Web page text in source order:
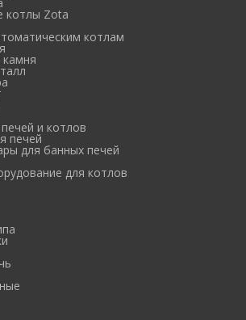
котлы Zota
котлам
и котлов
печей
для банных печей
для котлов